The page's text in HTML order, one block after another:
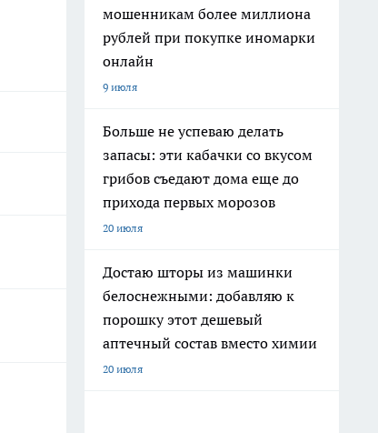
мошенникам более миллиона
рублей при покупке иномарки
онлайн
9 июля
Больше не успеваю делать
запасы: эти кабачки со вкусом
грибов съедают дома еще до
прихода первых морозов
20 июля
Достаю шторы из машинки
белоснежными: добавляю к
порошку этот дешевый
аптечный состав вместо химии
20 июля